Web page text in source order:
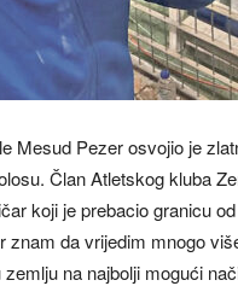
Mesud Pezer osvojio je
Član Atletskog kluba
koji je prebacio granicu
znam da vrijedim mnogo
na najbolji mogući